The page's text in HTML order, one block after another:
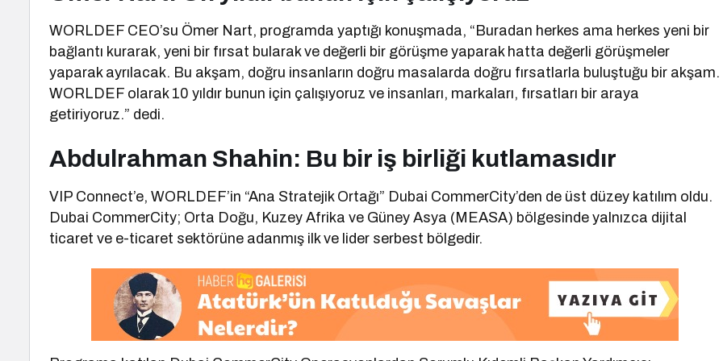
WORLDEF CEO’su Ömer Nart, programda yaptığı konuşmada, “Buradan herkes ama herkes yeni bir
bağlantı kurarak, yeni bir fırsat bularak ve değerli bir görüşme yaparak hatta değerli görüşmeler
yaparak ayrılacak. Bu akşam, doğru insanların doğru masalarda doğru fırsatlarla buluştuğu bir akşam.
WORLDEF olarak 10 yıldır bunun için çalışıyoruz ve insanları, markaları, fırsatları bir araya
getiriyoruz.” dedi.
Abdulrahman Shahin: Bu bir iş birliği kutlamasıdır
VIP Connect’e, WORLDEF’in “Ana Stratejik Ortağı” Dubai CommerCity’den de üst düzey katılım oldu.
Dubai CommerCity; Orta Doğu, Kuzey Afrika ve Güney Asya (MEASA) bölgesinde yalnızca dijital
ticaret ve e-ticaret sektörüne adanmış ilk ve lider serbest bölgedir.